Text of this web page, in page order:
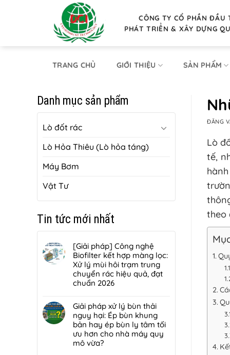
CÔNG TY CỔ PHẦN ĐẦU
PHÁT TRIỂN & XÂY DỰNG
TRANG CHỦ GIỚI THIỆU SẢN PHẨM
Danh mục sản phẩm
Lò đốt rác
Lò Hỏa Thiêu (Lò hỏa táng)
Máy Bơm
Vật Tư
Tin tức mới nhất
[Giải pháp] Công nghệ
Biofilter kết hợp màng lọc:
Xử lý mùi hôi trạm trung
chuyển rác hiệu quả, đạt
chuẩn 2026
có
bình
luận
ở
[Giải
pháp]
Giải pháp xử lý bùn thải
nguy hại: Ép bùn khung
bản hay ép bùn ly tâm tối
ưu hơn cho nhà máy quy
mô vừa?
ĐĂNG
Lò
tế,
theo